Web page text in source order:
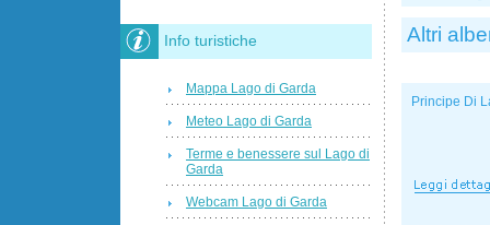
Altri
Principe Di
Info turistiche
Mappa Lago di Garda
Meteo Lago di Garda
Terme e benessere sul Lago di
Garda
Webcam Lago di Garda